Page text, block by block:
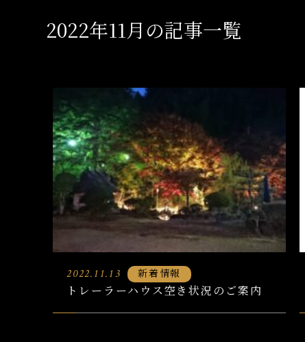
2022年11月の記事一覧
2022.11.13 新着情報
トレーラーハウス空き状況のご案内